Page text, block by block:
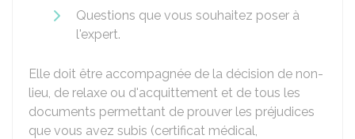
Questions que vous souhaitez poser à
l'expert.
Elle doit être accompagnée de la décision de non-
lieu, de relaxe ou d'acquittement et de tous les
documents permettant de prouver les préjudices
que vous avez subis (certificat médical,